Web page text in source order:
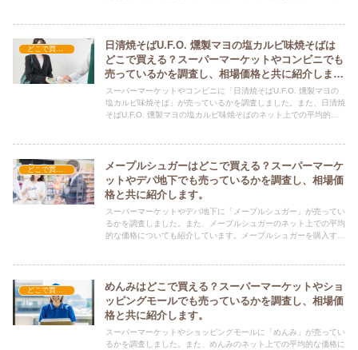
どこで買える？-食品・食材
日清焼そばU.F.O. 燻製マヨの塩カルビ味焼そばは
どこで買える？スーパーマーケットやコンビニでも
売っているかを調査し、相場価格と共に紹介しま
す。
スーパーマーケットやコンビニに「日清焼そばU.F.O. 燻製マヨの
塩カルビ味焼そば」が売っているかを調査しました。また、日清焼
そばU.F.O. 燻製マヨの塩カルビ味焼そばのネット上での平均的な
どこで買える？-食品・食材
メープルシュガーはどこで買える？スーパーマーケ
ットやデパ地下でも売っているかを調査し、相場価
格と共に紹介します。
スーパーマーケットやデパ地下に「メープルシュガー」が売ってい
るかを調査しました。また、メープルシュガーのネット上での平均
的な価格についても紹介しています。メープルシュガーを購入する
どこで買える？-食品・食材
めんみはどこで買える？スーパーマーケットやショ
ッピングモールでも売っているかを調査し、相場価
格と共に紹介します。
スーパーマーケットやショッピングモールに「めんみ」が売ってい
るかを調査しました。また、めんみのネット上での平均的な価格に